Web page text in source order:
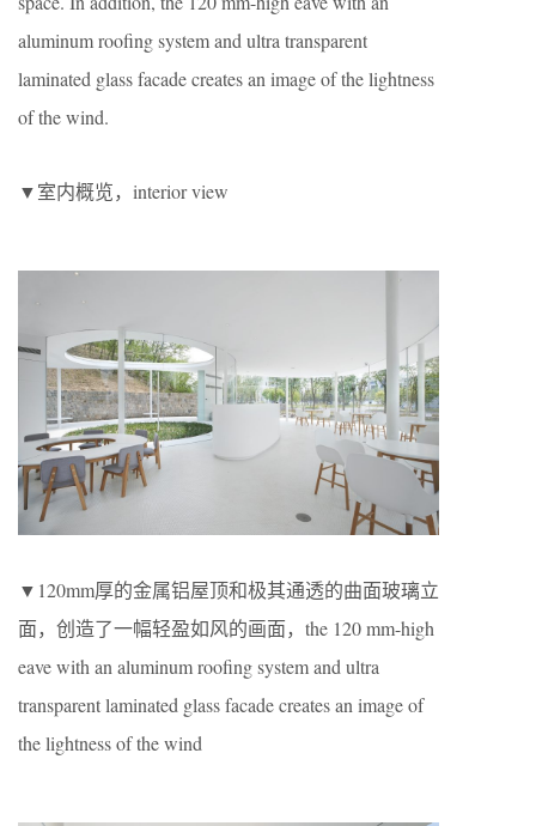
aluminum roofing system and ultra transparent
laminated glass facade creates an image of the lightness
of the wind.
▼室内概览，interior view
▼120mm厚的金属铝屋顶和极其通透的曲面玻璃立
面，创造了一幅轻盈如风的画面，the 120 mm-high
eave with an aluminum roofing system and ultra
transparent laminated glass facade creates an image of
the lightness of the wind